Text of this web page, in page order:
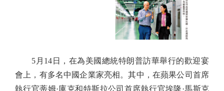
5月14日，在為美國總統特朗普訪華舉行的歡迎宴
會上，有多名中國企業家亮相。其中，在蘋果公司首席
執行官蒂姆·庫克和特斯拉公司首席執行官埃隆·馬斯克